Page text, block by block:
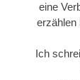
eine
erzählen
Ich